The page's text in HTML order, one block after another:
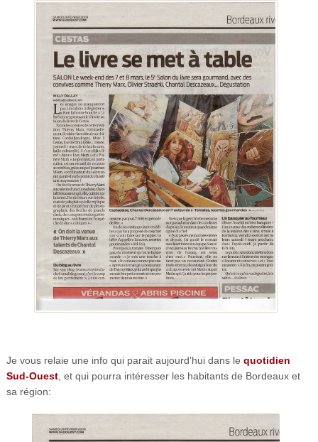
Je vous relaie une info qui parait aujourd’hui dans le quotidien
Sud-Ouest, et qui pourra intéresser les habitants de Bordeaux et
sa région: